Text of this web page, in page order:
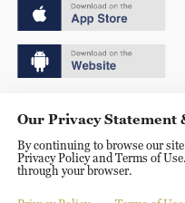
京ICP备20000184号
京公网安备
Disinformation report hotline:
Our Privacy Statement
By continuing to browse our site
Privacy Policy and Terms of
through your browser.